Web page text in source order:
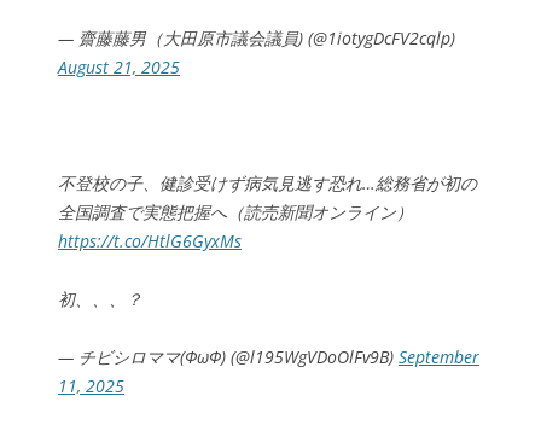
— 齋藤藤男（大田原市議会議員) (@1iotygDcFV2cqlp)
August 21, 2025
不登校の子、健診受けず病気見逃す恐れ…総務省が初の
全国調査で実態把握へ（読売新聞オンライン）
https://t.co/HtlG6GyxMs
初、、、？
— チビシロママ(ΦωΦ) (@l195WgVDoOlFv9B) September
11, 2025